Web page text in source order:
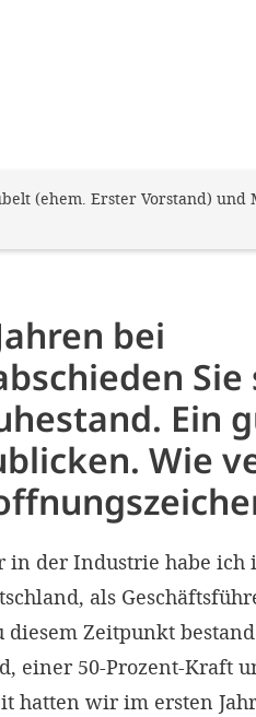
(ehem. Erster Vorstand)
bei
Sie
Ein
Wie
in der Industrie habe ich
als
Zeitpunkt
einer 50-Prozent-Kraft
hatten wir im ersten